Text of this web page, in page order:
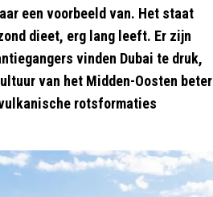
een voorbeeld van. Het staat
dieet, erg lang leeft. Er zijn
vinden Dubai te druk,
van het Midden-Oosten beter
rotsformaties